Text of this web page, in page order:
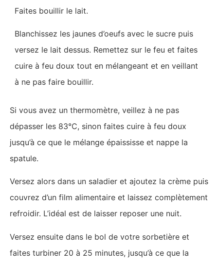
Faites bouillir le lait.
Blanchissez les jaunes d’oeufs avec le sucre puis
versez le lait dessus. Remettez sur le feu et faites
cuire à feu doux tout en mélangeant et en veillant
à ne pas faire bouillir.
Si vous avez un thermomètre, veillez à ne pas
dépasser les 83°C, sinon faites cuire à feu doux
jusqu’à ce que le mélange épaississe et nappe la
spatule.
Versez alors dans un saladier et ajoutez la crème puis
couvrez d’un film alimentaire et laissez complètement
refroidir. L’idéal est de laisser reposer une nuit.
Versez ensuite dans le bol de votre sorbetière et
faites turbiner 20 à 25 minutes, jusqu’à ce que la